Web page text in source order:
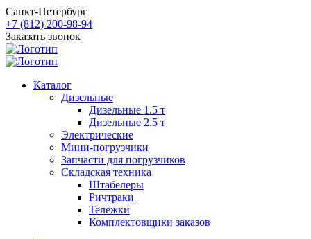
Санкт-Петербург
+7 (812) 200-98-94
Заказать звонок
Каталог
Дизельные
Дизельные 1.5 т
Дизельные 2.5 т
Электрические
Мини-погрузчики
Запчасти для погрузчиков
Складская техника
Штабелеры
Ричтраки
Тележки
Комплектовщики заказов